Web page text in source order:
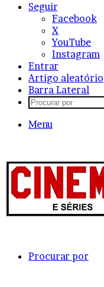
Seguir
Facebook
X
YouTube
Instagram
Entrar
Artigo aleatório
Barra Lateral
Menu
Procurar por